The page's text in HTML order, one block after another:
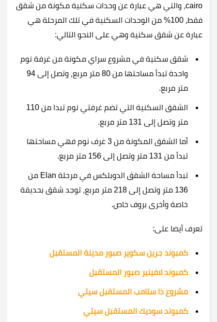
cairo، والتي هي عبارة عن وحدات سكنية مكونة من شقق
فقط، 100% من الوحدات السكنية في تلك المرحلة هي
عبارة عن شقق سكنية وهي على النحو التالي:
شقق سكنية في مشروع سراي مكونة من غرفة نوم
واحدة تبدأ مساحتها من 80 متر مربع، وتصل إلى 94
متر مربع.
الشقق السكنية التي تضم غرفتي نوم تبدا من 110
متر وتصل إلى 131 متر مربع.
أما الشقق المكونة من 3 غرف نوم فهي مساحتها
تبدأ من 131 متر وتصل إلى 156 متر مربع.
تبدأ مساحة الشقق الدوبلكس في مرحلة Elan من
136 متر وتصل إلى 218 متر مربع، توجد شقق بحديقة
خاصة وأخرى بروف خاص.
تعرف أيضا على:
كمبوند جرين سكوير صبور مدينة المستقبل
كمبوند لافينير صبور المستقبل
مشروع ذا ستامب المستقبل سيتي
كمبوند سوديك المستقبل سيتي